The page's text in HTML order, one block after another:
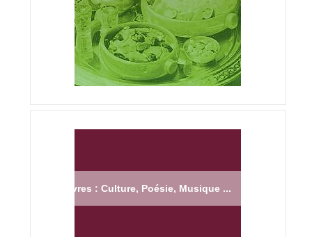
Livres : Culture, Poésie, Musique ...